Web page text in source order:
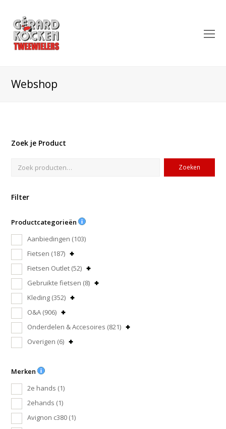
Webshop
Zoek je Product
Zoeken
Filter
Productcategorieën
Aanbiedingen (103)
Fietsen (187)
Fietsen Outlet (52)
Gebruikte fietsen (8)
Kleding (352)
O&A (906)
Onderdelen & Accesoires (821)
Overigen (6)
Merken
2e hands (1)
2ehands (1)
Avignon c380 (1)